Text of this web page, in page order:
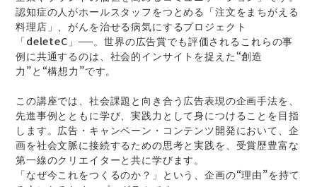
認知症の人がホールスタッフをつとめる「注文をまちがえる
料理店」、がんを治せる病気にするプロジェクト
「deleteC」──。世界の広告賞でも評価されるこれらの事
例に共通するのは、社会的インサイトを捉えた“創造
力”と“構想力”です。
この講座では、社会課題と向き合う広告表現の企画手法を、
先進事例とともに学び、実践力として身につけることを目指
します。広告・キャンペーン・コンテンツ開発において、企
画を社会文脈に接続するための思考と実践を、受賞歴豊富な
第一線のクリエイターと共に学びます。
「なぜ今これをつくるのか？」という、企画の“理由”を持て